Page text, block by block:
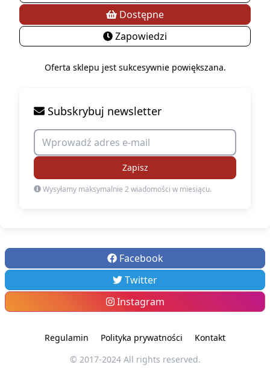
Dostępne
Zapowiedzi
Oferta sklepu jest sukcesywnie powiększana.
Subskrybuj newsletter
Zapisz
Wysyłamy maksymalnie 2 wiadomości w miesiącu.
Facebook
Twitter
Instagram
Regulamin Polityka prywatności
Kontakt
© 2017-2024 All rights reserved.